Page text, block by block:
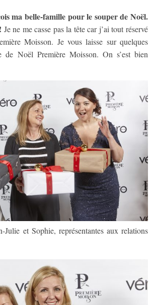
ma belle-famille pour le souper de Noël.
Je ne me casse pas la tête car j’ai tout réservé
Moisson. Je vous laisse sur quelques
de Noël Première Moisson. On s’est bien
Julie et Sophie, représentantes aux relations